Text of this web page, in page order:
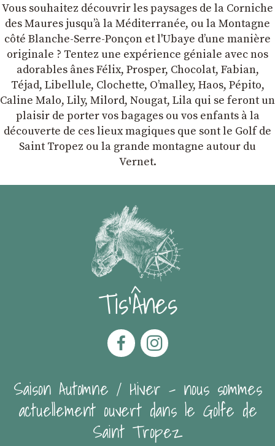
Vous souhaitez découvrir les paysages de la Corniche
des Maures jusqu’à la Méditerranée, ou la Montagne
côté Blanche-Serre-Ponçon et l'Ubaye dʼune manière
originale ? Tentez une expérience géniale avec nos
adorables ânes Félix, Prosper, Chocolat, Fabian,
Téjad, Libellule, Clochette, Oʼmalley, Haos, Pépito,
Caline Malo, Lily, Milord, Nougat, Lila qui se feront un
plaisir de porter vos bagages ou vos enfants à la
découverte de ces lieux magiques que sont le Golf de
Saint Tropez ou la grande montagne autour du
Vernet.
Tis'Ânes
Saison Automne / Hiver - nous sommes
actuellement ouvert dans le Golfe de
Saint Tropez